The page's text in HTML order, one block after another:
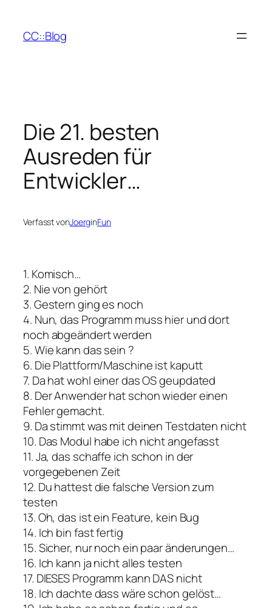
springen
CC::Blog
Die 21. besten
Ausreden für
Entwickler…
Verfasst vonJoerginFun
1. Komisch…
2. Nie von gehört
3. Gestern ging es noch
4. Nun, das Programm muss hier und dort
noch abgeändert werden
5. Wie kann das sein ?
6. Die Plattform/Maschine ist kaputt
7. Da hat wohl einer das OS geupdated
8. Der Anwender hat schon wieder einen
Fehler gemacht.
9. Da stimmt was mit deinen Testdaten nicht
10. Das Modul habe ich nicht angefasst
11. Ja, das schaffe ich schon in der
vorgegebenen Zeit
12. Du hattest die falsche Version zum
testen
13. Oh, das ist ein Feature, kein Bug
14. Ich bin fast fertig
15. Sicher, nur noch ein paar änderungen…
16. Ich kann ja nicht alles testen
17. DIESES Programm kann DAS nicht
18. Ich dachte dass wäre schon gelöst…